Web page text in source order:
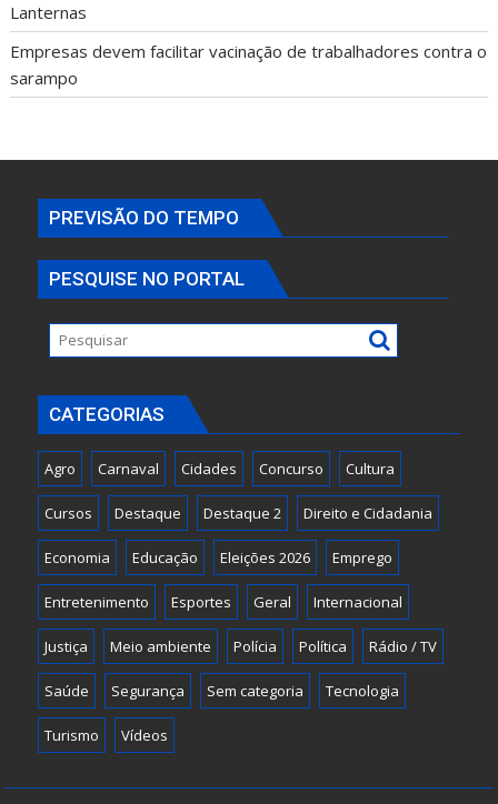
Lanternas
Empresas devem facilitar vacinação de trabalhadores contra o
sarampo
PREVISÃO DO TEMPO
PESQUISE NO PORTAL
CATEGORIAS
Agro Carnaval Cidades Concurso Cultura
Cursos Destaque Destaque 2 Direito e Cidadania
Economia Educação Eleições 2026 Emprego
Entretenimento Esportes Geral Internacional
Justiça Meio ambiente Polícia Política Rádio / TV
Saúde Segurança Sem categoria Tecnologia
Turismo Vídeos